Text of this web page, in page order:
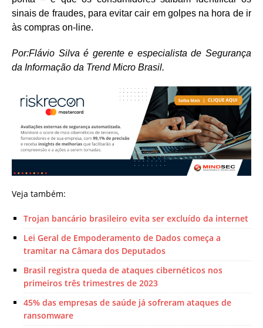
sinais de fraudes, para evitar cair em golpes na hora de ir
às compras on-line.
Por:Flávio Silva é gerente e especialista de Segurança
da Informação da Trend Micro Brasil.
Veja também:
Trojan bancário brasileiro evita ser excluído da internet
Lei Geral de Empoderamento de Dados começa a
tramitar na Câmara dos Deputados
Brasil registra queda de ataques cibernéticos nos
primeiros três trimestres de 2023
45% das empresas de saúde já sofreram ataques de
ransomware